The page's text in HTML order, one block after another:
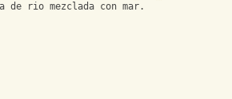
de rio mezclada con mar.